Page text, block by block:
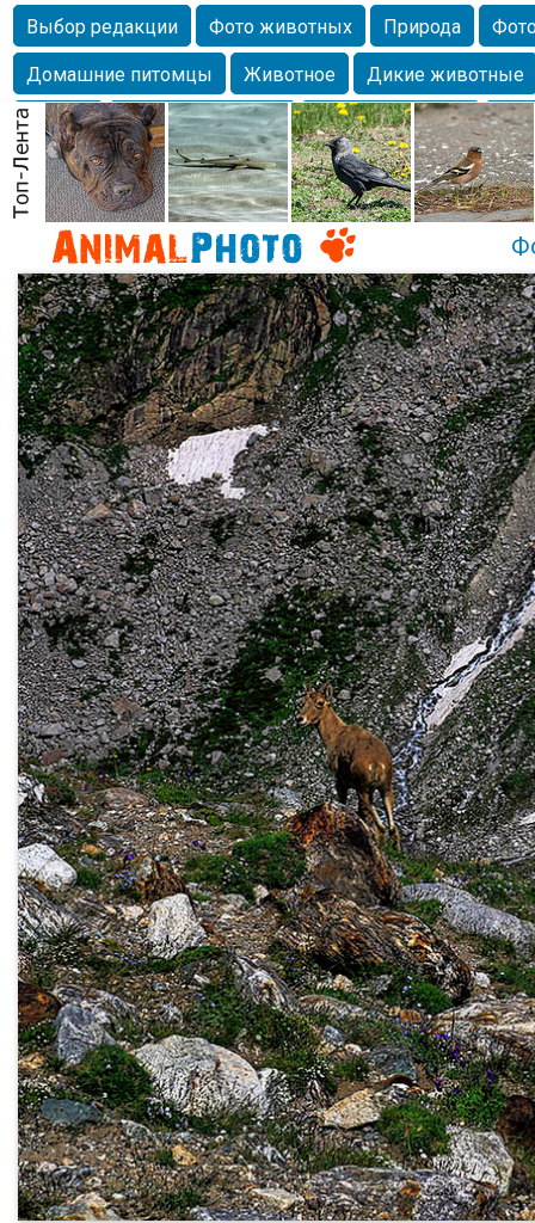
Выбор редакции Фото животных Природа
Домашние питомцы
Животное
Дикие животные
Собаки
Alexanderandronik Млекопитающие
Морда
Собачка Осень Портрет
Домашние
Насекомое
Коты Lebert Дикие птицы Утка